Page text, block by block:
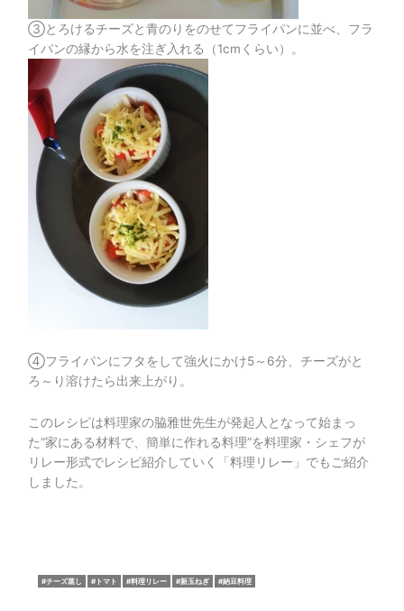
③とろけるチーズと青のりをのせてフライパンに並べ、フラ
イパンの縁から水を注ぎ入れる（1cmくらい）。
④フライパンにフタをして強火にかけ5～6分、チーズがと
ろ～り溶けたら出来上がり。
このレシピは料理家の脇雅世先生が発起人となって始まっ
た“家にある材料で、簡単に作れる料理”を料理家・シェフが
リレー形式でレシピ紹介していく「料理リレー」でもご紹介
しました。
チーズ蒸し トマト 料理リレー 新玉ねぎ 納豆料理